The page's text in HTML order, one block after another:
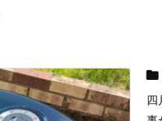

四